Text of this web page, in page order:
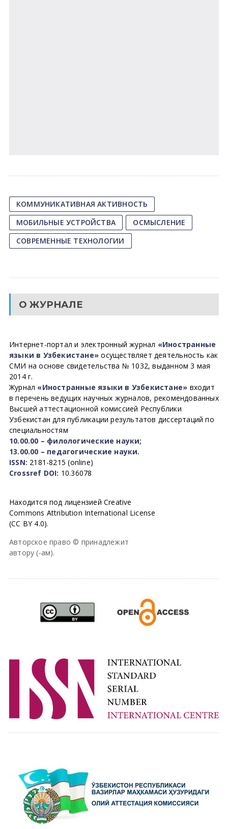
КОММУНИКАТИВНАЯ АКТИВНОСТЬ
МОБИЛЬНЫЕ УСТРОЙСТВА
ОСМЫСЛЕНИЕ
СОВРЕМЕННЫЕ ТЕХНОЛОГИИ
О ЖУРНАЛЕ
Интернет-портал и электронный журнал «Иностранные
языки в Узбекистане» осуществляет деятельность как
СМИ на основе свидетельства № 1032, выданном 3 мая
2014 г.
Журнал «Иностранные языки в Узбекистане» входит
в перечень ведущих научных журналов, рекомендованных
Высшей аттестационной комиссией Республики
Узбекистан для публикации результатов диссертаций по
специальностям
10.00.00 – филологические науки;
13.00.00 – педагогические науки.
ISSN: 2181-8215 (online)
Crossref DOI: 10.36078
Находится под лицензией Creative
Commons Attribution International License
(CC BY 4.0).
Авторское право © принадлежит
автору (-ам).